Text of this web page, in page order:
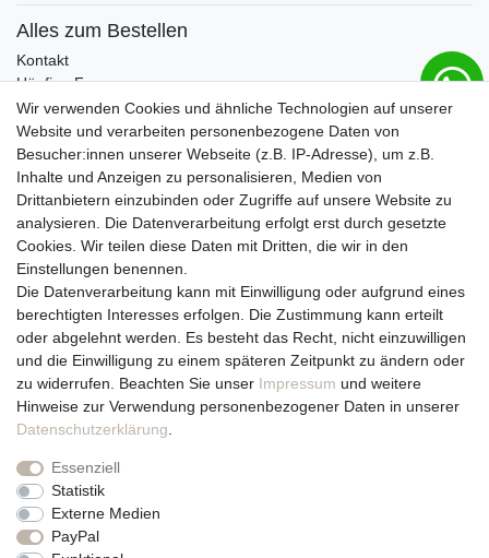
Alles zum Bestellen
Kontakt
Häufige Fragen
Zahlungsmöglichkeiten
Versandbedingungen
Widerrufsrecht
Vertrag widerrufen
Über uns und unsere Kerzen
Team
Unternehmen / Philosophie
Kerzenpflege und Abbrennhinweise
Unsere Kerzenlieferanten
Du erreichst uns von
Montag bis Freitag 10 bis 17 Uhr
Telefonisch und per Whatsapp
erreichst Du uns unter:
+49 561 287 907 84
Wir verwenden Cookies und ähnliche Technologien auf unserer
Website und verarbeiten personenbezogene Daten von
Besucher:innen unserer Webseite (z.B. IP-Adresse), um z.B.
Inhalte und Anzeigen zu personalisieren, Medien von
Drittanbietern einzubinden oder Zugriffe auf unsere Website zu
analysieren. Die Datenverarbeitung erfolgt erst durch gesetzte
Cookies. Wir teilen diese Daten mit Dritten, die wir in den
Einstellungen benennen.
Die Datenverarbeitung kann mit Einwilligung oder aufgrund eines
berechtigten Interesses erfolgen. Die Zustimmung kann erteilt
oder abgelehnt werden. Es besteht das Recht, nicht einzuwilligen
und die Einwilligung zu einem späteren Zeitpunkt zu ändern oder
zu widerrufen. Beachten Sie unser Impressum und weitere
Hinweise zur Verwendung personenbezogener Daten in unserer
Daten­schutz­erklärung
Essenziell
Statistik
Externe Medien
PayPal